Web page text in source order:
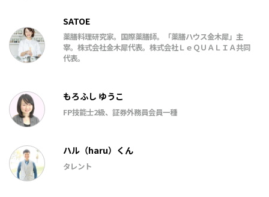
SATOE
薬膳料理研究家。国際薬膳師。「薬膳ハウス金木犀」主
宰。株式会社金木犀代表。株式会社ＬｅＱＵＡＬＩＡ共同
代表。
もろふし ゆうこ
FP技能士2級、証券外務員会員一種
ハル（haru）くん
タレント